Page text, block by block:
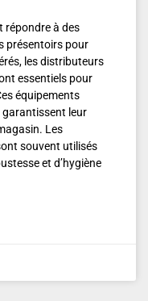
répondre à des
présentoirs pour
les distributeurs
essentiels pour
équipements
garantissent leur
Les
souvent utilisés
et d’hygiène